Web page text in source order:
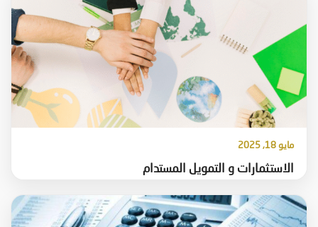
الاستثمارات و التمويل المستدام
مايو 18, 2025